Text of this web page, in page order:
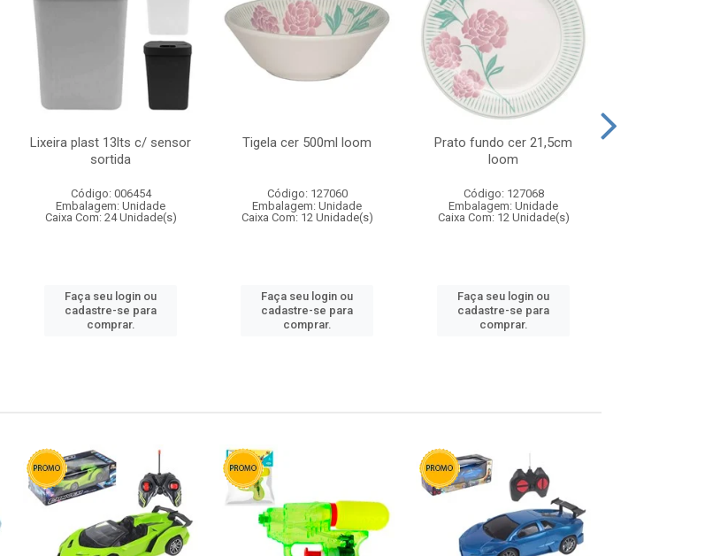
Lixeira plast 13lts c/ sensor
sortida
Código: 006454
Embalagem: Unidade
Caixa Com: 24 Unidade(s)
Faça seu login ou
cadastre-se para
comprar.
Tigela cer 500ml loom
Código: 127060
Embalagem: Unidade
Caixa Com: 12 Unidade(s)
Faça seu login ou
cadastre-se para
comprar.
Prato fundo cer 21,5cm
loom
Código: 127068
Embalagem: Unidade
Caixa Com: 12 Unidade(s)
Faça seu login ou
cadastre-se para
comprar.